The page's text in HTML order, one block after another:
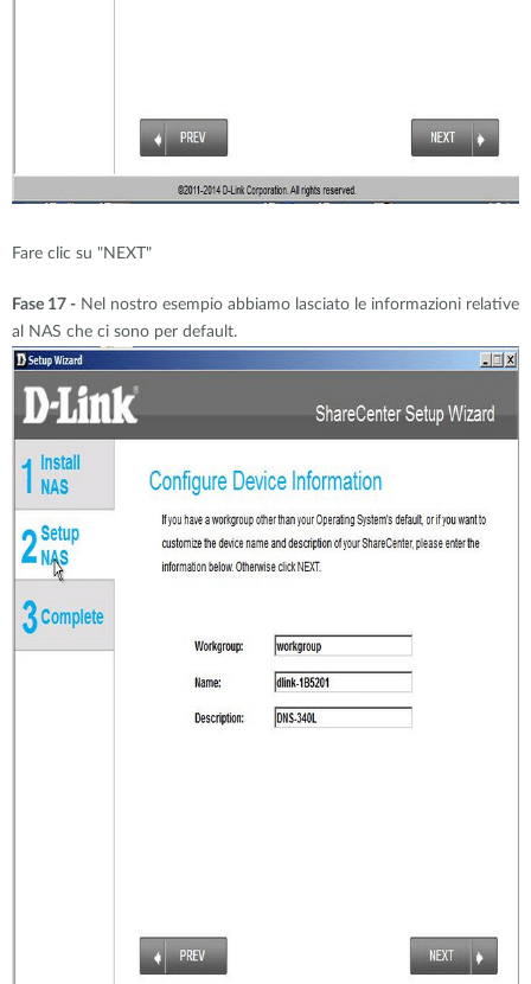
Fare clic su "NEXT"
Fase 17 - Nel nostro esempio abbiamo lasciato le informazioni relative
al NAS che ci sono per default.